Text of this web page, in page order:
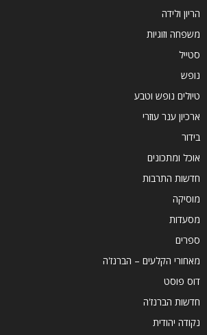
הריון ולידה
משפחה וזוגיות
סטייל
נופש
טיולים נופש וטבע
ארכיון ענר עוזרי
בידור
אוכל ומתכונים
חדשות התרבות
מוסיקה
מסעדות
ספרים
מאחורי הקלעים – הברנז'ה
דוס פוסט
חדשות הברנז'ה
נקודה יהודית